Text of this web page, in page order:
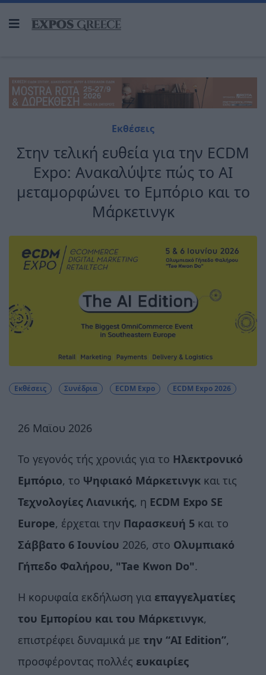
Εκθέσεις
Στην τελική ευθεία για την ECDM
Expo: Ανακαλύψτε πώς το AI
μεταμορφώνει το Εμπόριο και το
Μάρκετινγκ
Εκθέσεις Συνέδρια ECDM Expo ECDM Expo 2026
26 Μαϊου 2026
Το γεγονός τής χρονιάς για το Ηλεκτρονικό
Εμπόριο, το Ψηφιακό Μάρκετινγκ και τις
Τεχνολογίες Λιανικής, η ECDM Expo SE
Europe, έρχεται την Παρασκευή 5 και το
Σάββατο 6 Ιουνίου 2026, στο Ολυμπιακό
Γήπεδο Φαλήρου, "Tae Kwon Do".
Η κορυφαία εκδήλωση για επαγγελματίες
του Εμπορίου και του Μάρκετινγκ,
επιστρέφει δυναμικά με την “AI Edition”,
προσφέροντας πολλές ευκαιρίες